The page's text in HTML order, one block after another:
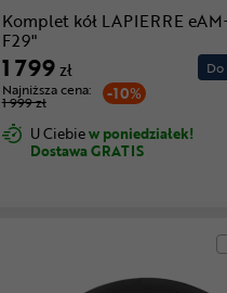
Komplet kół LAPIERRE
F29"
1 799zł
-10%
Najniższa cena:
1 999 zł
Do
U Ciebiew poniedziałek!
Dostawa GRATIS